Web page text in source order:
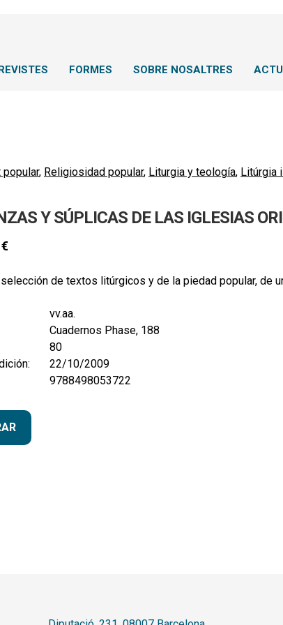
FORMES SOBRE NOSALTRES
, Religiosidad popular, Liturgia y teología, Litúrgia
Y SÚPLICAS DE LAS IGLESIAS
€
de textos litúrgicos y de la piedad popular, de
vv.aa.
Cuadernos Phase, 188
80
22/10/2009
9788498053722